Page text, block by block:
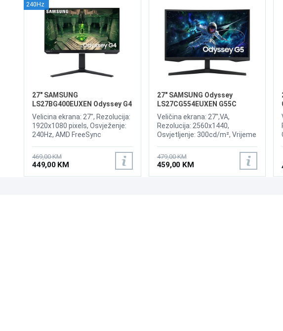
240Hz
27" SAMSUNG
LS27BG400EUXEN Odyssey G4
240Hz Display
Velicina ekrana: 27", Rezolucija:
1920x1080 pixels, Osvježenje:
240Hz, AMD FreeSync
Vrijeme odziva: 1ms, Priključci:
2xHDMI, Displayport 1.2
469,00 KM
449,00 KM
27" SAMSUNG Odyssey
LS27CG554EUXEN G55C
165Hz Curved Display
Veličina ekrana: 27",VA,
Rezolucija: 2560x1440,
Osvjetljenje: 300cd/m², Vrijeme
165Hz, AMD FreeSync Premium
Pro, Priključci: HDMI,
DisplayPort
479,00 KM
459,00 KM